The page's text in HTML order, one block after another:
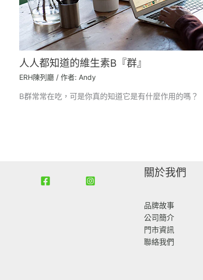
人人都知道的維生素B『群』
ERH陳列廳/ 作者: Andy
B群常常在吃，可是你真的知道它是有什麼作用的嗎？
關於我們
品牌故事
公司簡介
門市資訊
聯絡我們